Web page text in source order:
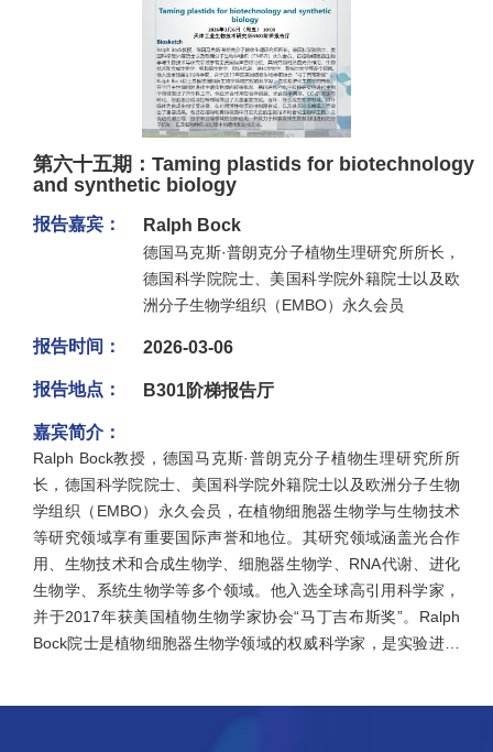
第六十五期：Taming plastids for biotechnology
and synthetic biology
报告嘉宾： Ralph Bock
德国马克斯·普朗克分子植物生理研究所所长，
德国科学院院士、美国科学院外籍院士以及欧
洲分子生物学组织（EMBO）永久会员
报告时间： 2026-03-06
报告地点： B301阶梯报告厅
嘉宾简介：
Ralph Bock教授，德国马克斯·普朗克分子植物生理研究所所
长，德国科学院院士、美国科学院外籍院士以及欧洲分子生物
学组织（EMBO）永久会员，在植物细胞器生物学与生物技术
等研究领域享有重要国际声誉和地位。其研究领域涵盖光合作
用、生物技术和合成生物学、细胞器生物学、RNA代谢、进化
生物学、系统生物学等多个领域。他入选全球高引用科学家，
并于2017年获美国植物生物学家协会“马丁吉布斯奖”。Ralph
Bock院士是植物细胞器生物学领域的权威科学家，是实验进化